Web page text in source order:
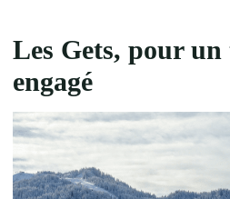
Les Gets, pour
engagé